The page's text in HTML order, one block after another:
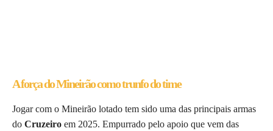
A força do Mineirão como trunfo do time
Jogar com o Mineirão lotado tem sido uma das principais armas
do Cruzeiro em 2025. Empurrado pelo apoio que vem das